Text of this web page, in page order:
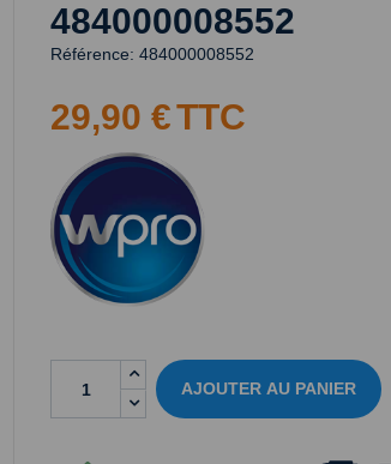
484000008552
Référence: 484000008552
29,90 €TTC
AJOUTER AU PANIER